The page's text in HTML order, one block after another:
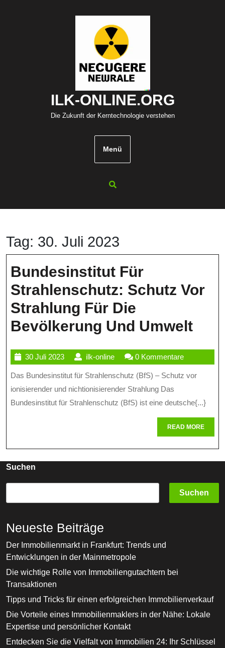
ILK-ONLINE.ORG
Die Zukunft der Kerntechnologie verstehen
Menü
Tag: 30. Juli 2023
Bundesinstitut Für
Strahlenschutz: Schutz Vor
Strahlung Für Die
Bevölkerung Und Umwelt
Vor
Für
Die
Und
30 Juli 202330
Juli
2023
ilk-onlineilk-
online
0 Kommentare
Das Bundesinstitut für Strahlenschutz (BfS) – Schutz vor
ionisierender und nichtionisierender Strahlung Das
Bundesinstitut für Strahlenschutz (BfS) ist eine deutsche{...}
READ MOREREAD
MORE
Suchen
Suchen
Neueste Beiträge
Der Immobilienmarkt in Frankfurt: Trends und
Entwicklungen in der Mainmetropole
Die wichtige Rolle von Immobiliengutachtern bei
Transaktionen
Tipps und Tricks für einen erfolgreichen Immobilienverkauf
Die Vorteile eines Immobilienmaklers in der Nähe: Lokale
Expertise und persönlicher Kontakt
Entdecken Sie die Vielfalt von Immobilien 24: Ihr Schlüssel